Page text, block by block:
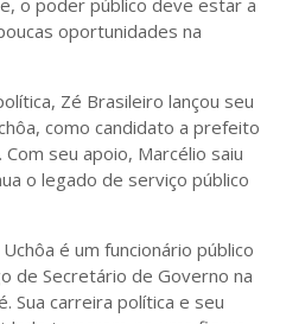
o poder público deve estar a
oportunidades na
Zé Brasileiro lançou seu
como candidato a prefeito
seu apoio, Marcélio saiu
o legado de serviço público
é um funcionário público
de Secretário de Governo na
Sua carreira política e seu